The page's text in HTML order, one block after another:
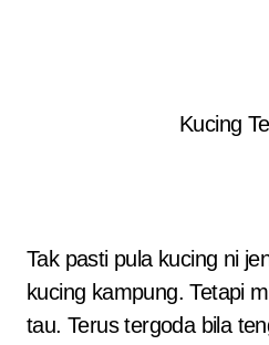
Kucing
Tak pasti pula kucing ni
kucing kampung. Tetapi
tau. Terus tergoda bila